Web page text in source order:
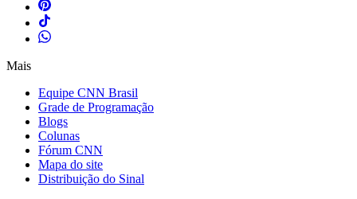
Mais
Equipe CNN Brasil
Grade de Programação
Blogs
Colunas
Fórum CNN
Mapa do site
Distribuição do Sinal